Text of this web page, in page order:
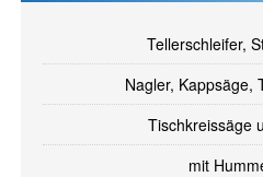
Tellerschleifer,
Nagler, Kappsäge,
Tischkreissäge
mit